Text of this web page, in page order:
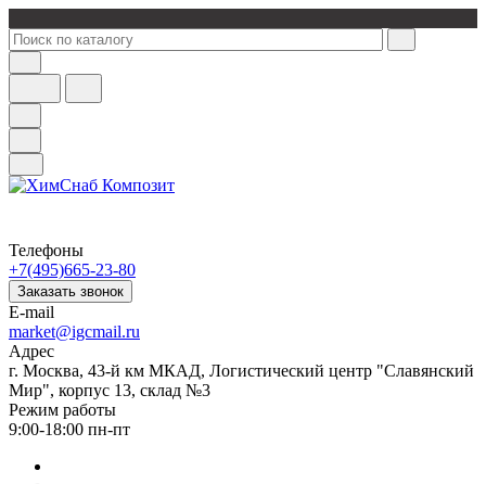
Телефоны
+7(495)665-23-80
Заказать звонок
E-mail
market@igcmail.ru
Адрес
г. Москва, 43-й км МКАД, Логистический центр "Славянский
Мир", корпус 13, склад №3
Режим работы
9:00-18:00 пн-пт